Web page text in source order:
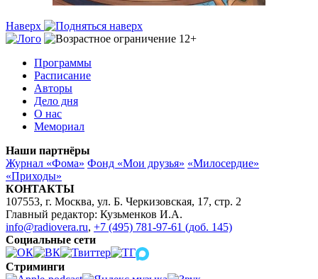
Наверх
Программы
Расписание
Авторы
Дело дня
О нас
Мемориал
Наши партнёры
Журнал «Фома» Фонд «Мои друзья» «Милосердие»
«Приходы»
КОНТАКТЫ
107553, г. Москва, ул. Б. Черкизовская, 17, стр. 2
Главный редактор: Кузьменков И.А.
info@radiovera.ru, +7 (495) 781-97-61 (доб. 145)
Социальные сети
Стриминги